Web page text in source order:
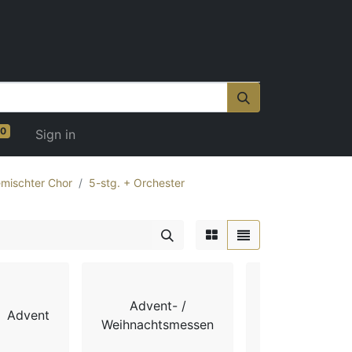
0 Sign in
Chor 5-stg. + Orchester
Advent
Advent- /
Weihnachtsmessen